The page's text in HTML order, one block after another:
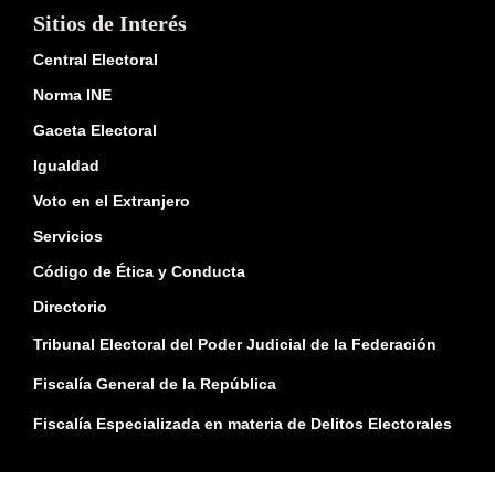
Sitios de Interés
Central Electoral
Norma INE
Gaceta Electoral
Igualdad
Voto en el Extranjero
Servicios
Código de Ética y Conducta
Directorio
Tribunal Electoral del Poder Judicial de la Federación
Fiscalía General de la República
Fiscalía Especializada en materia de Delitos Electorales